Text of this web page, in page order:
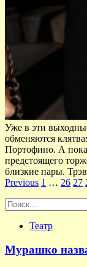
Уже в эти
обменяются
Портофино. А пока
предстоящего
близкие пары.
Пагинация
записей
Previous 1 … 26 27
Найти:
Театр
Мурашко